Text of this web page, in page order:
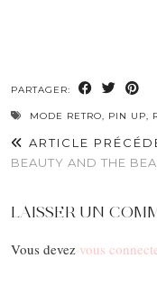
PARTAGER:
MODE RETRO, PIN UP,
ARTICLE
BEAUTY AND THE
LAISSER UN
Vous devez vous